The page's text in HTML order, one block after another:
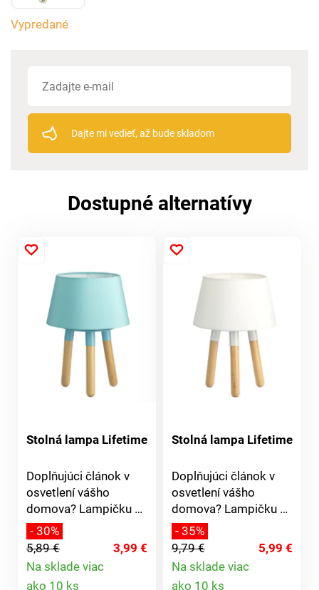
Vypredané
Dajte mi vedieť, až bude skladom
Dostupné alternatívy
Stolná lampa Lifetime
Doplňujúci článok v
osvetlení vášho
domova? Lampičku si
zamilujú nielen
vyznávači
škandinávskeho štýlu.
Neomylne vdýchne
- 30%
5,89 €
3,99 €
Na sklade viac
ako 10 ks
Stolná lampa Lifetime
Doplňujúci článok v
osvetlení vášho
domova? Lampičku si
zamilujú nielen
vyznávači
škandinávskeho štýlu.
Neomylne vdýchne
- 35%
9,79 €
5,99 €
Na sklade viac
ako 10 ks